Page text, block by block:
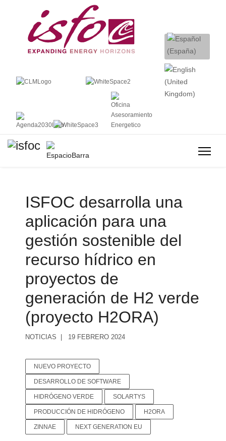
ISFOC desarrolla una
aplicación para una
gestión sostenible del
recurso hídrico en
proyectos de
generación de H2 verde
(proyecto H2ORA)
NOTICIAS 19 FEBRERO 2024
NUEVO PROYECTO
DESARROLLO DE SOFTWARE
HIDRÓGENO VERDE SOLARTYS
PRODUCCIÓN DE HIDRÓGENO H2ORA
ZINNAE NEXT GENERATION EU